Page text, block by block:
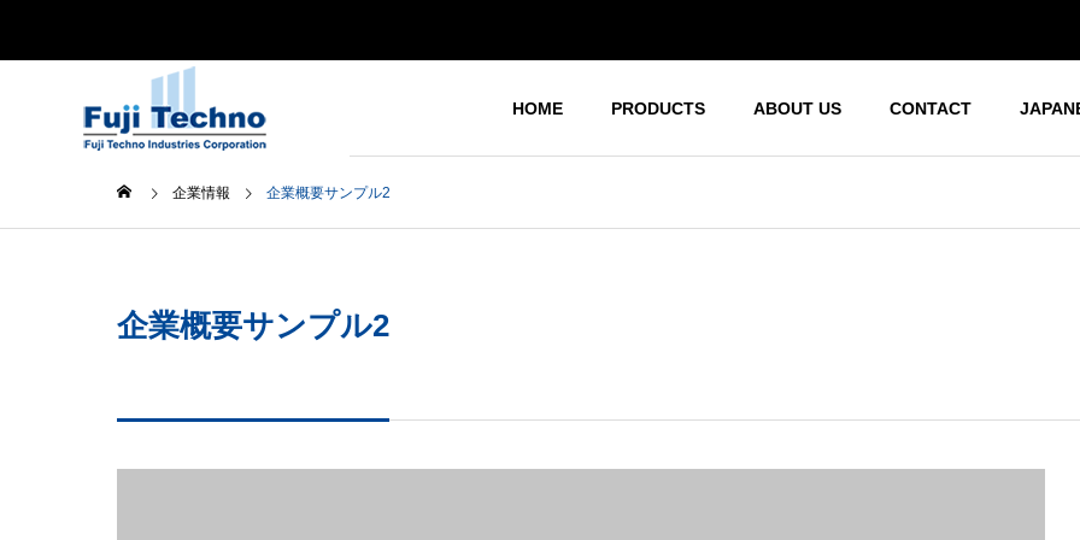
HOME PRODUCTS ABOUT US CONTACT
企業情報 企業概要サンプル2
企業概要サンプル2